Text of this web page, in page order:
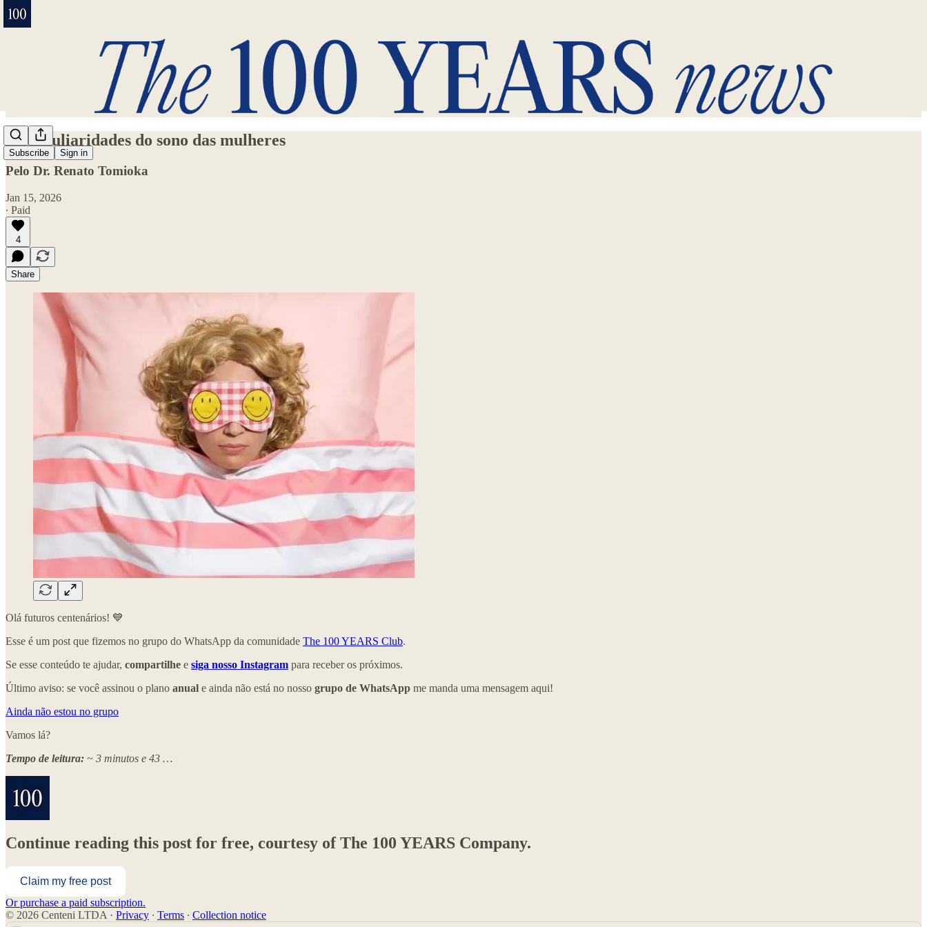
Subscribe Sign in
As peculiaridades do sono das mulheres
Pelo Dr. Renato Tomioka
Jan 15, 2026
∙ Paid
4
Share
Olá futuros centenários! 💙
Esse é um post que fizemos no grupo do WhatsApp da comunidade The 100 YEARS Club.
Se esse conteúdo te ajudar, compartilhe e siga nosso Instagram para receber os próximos.
Último aviso: se você assinou o plano anual e ainda não está no nosso grupo de WhatsApp me manda uma mensagem aqui!
Ainda não estou no grupo
Vamos lá?
Tempo de leitura: ~ 3 minutos e 43 …
Continue reading this post for free, courtesy of The 100 YEARS Company.
Claim my free post
Or purchase a paid subscription.
© 2026 Centeni LTDA · Privacy ∙ Terms ∙ Collection notice